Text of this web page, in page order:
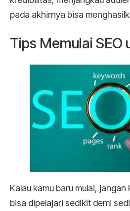
pada akhirnya bisa
Tips Memulai SEO
Kalau kamu baru mulai, jangan
bisa dipelajari sedikit demi